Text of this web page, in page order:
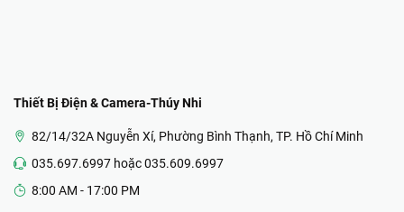
Thiết Bị Điện & Camera-Thúy Nhi
82/14/32A Nguyễn Xí, Phường Bình Thạnh, TP. Hồ Chí Minh
035.697.6997 hoặc 035.609.6997
8:00 AM - 17:00 PM